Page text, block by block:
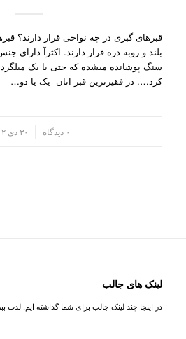
قبرهای گبری در چه نواحی قرار دارند؟
بلند و روبه دره قرار دارند. اکثرآ دارای
سنگ پوشانده میشده که حتی با یک میلگرد
کرد…. در فقیرترین قبر انان یک یا دو…
۰ دیدگاه ۳۰ دی ۱۴۰۲
لینک های جالب
در اینجا چند لینک جالب برای شما گذاشته ایم. لذت